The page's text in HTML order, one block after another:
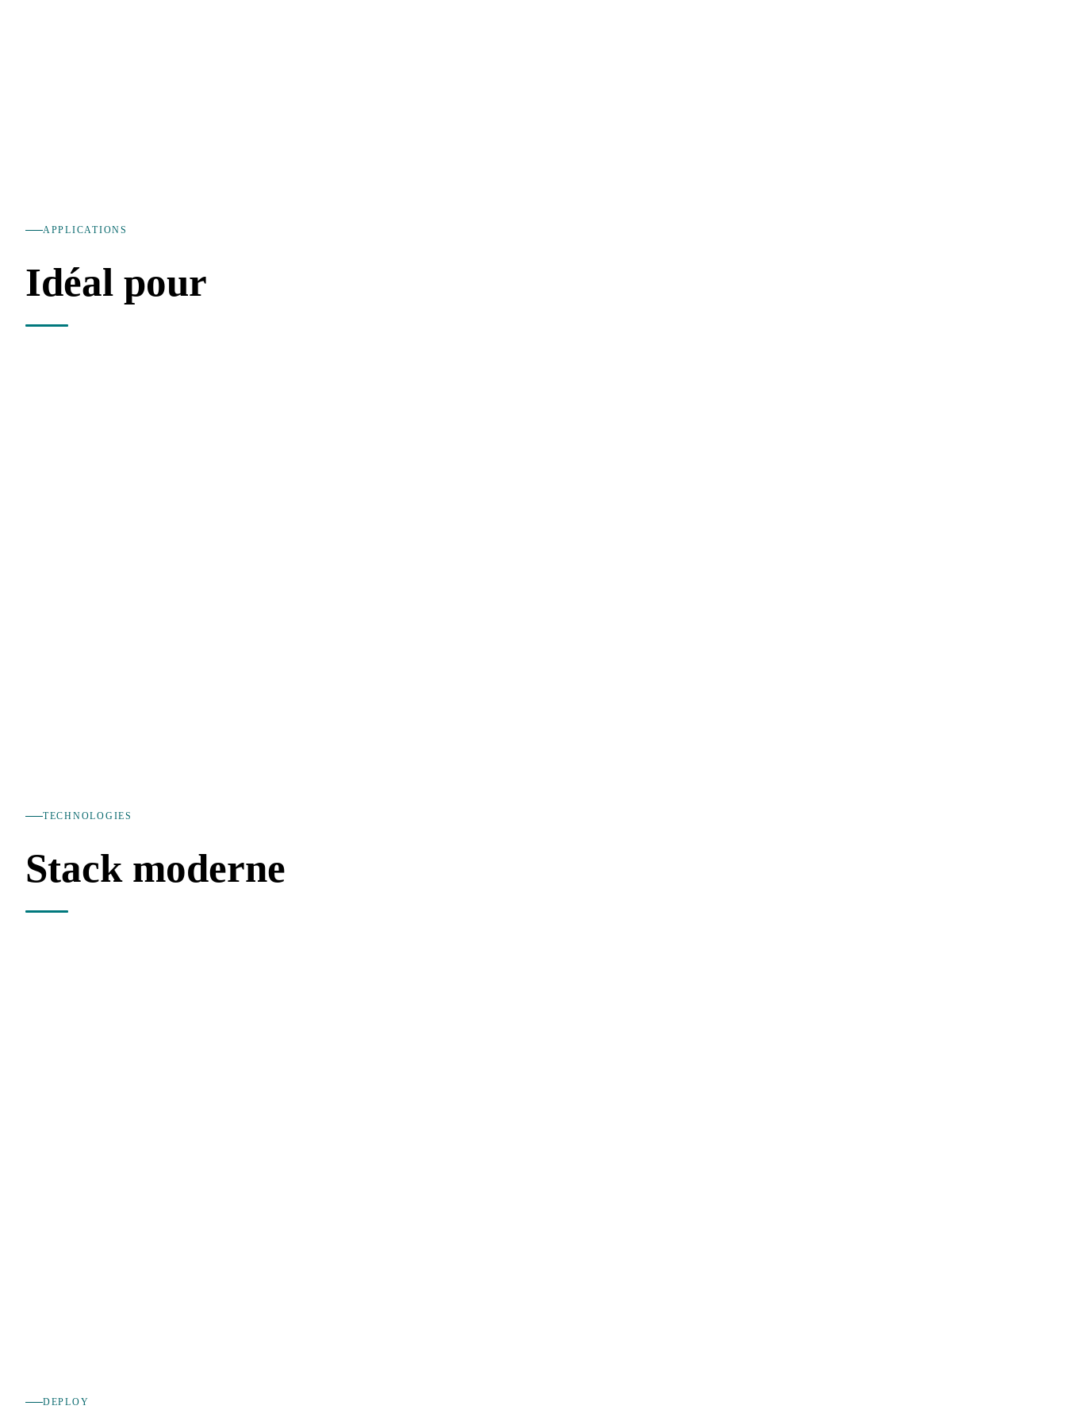
APPLICATIONS
Idéal pour
TECHNOLOGIES
Stack moderne
DEPLOY